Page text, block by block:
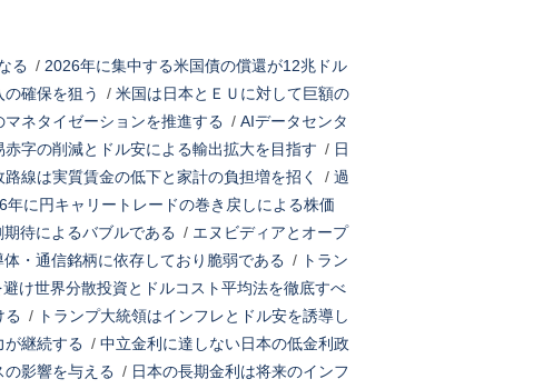
る / 2026年に集中する米国債の償還が12兆ドル
確保を狙う / 米国は日本とＥＵに対して巨額の
ネタイゼーションを推進する / AIデータセンタ
赤字の削減とドル安による輸出拡大を目指す / 日
線は実質賃金の低下と家計の負担増を招く / 過
年に円キャリートレードの巻き戻しによる株価
待によるバブルである / エヌビディアとオープ
・通信銘柄に依存しており脆弱である / トラン
け世界分散投資とドルコスト平均法を徹底すべ
る / トランプ大統領はインフレとドル安を誘導し
が継続する / 中立金利に達しない日本の低金利政
影響を与える / 日本の長期金利は将来のインフ